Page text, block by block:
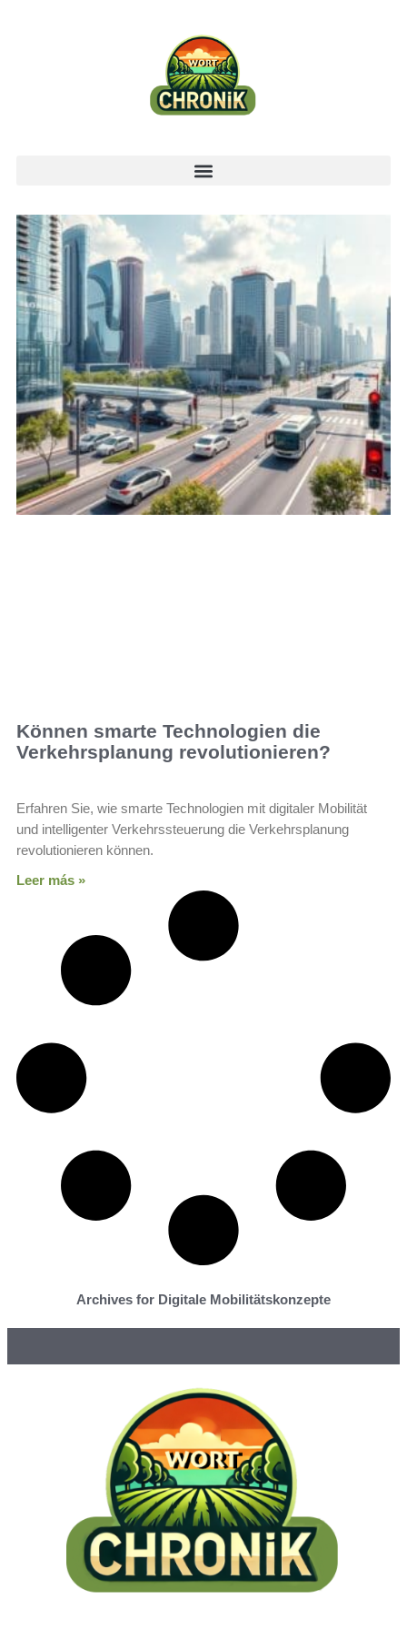
Können smarte Technologien die
Verkehrsplanung revolutionieren?
Erfahren Sie, wie smarte Technologien mit digitaler Mobilität
und intelligenter Verkehrssteuerung die Verkehrsplanung
revolutionieren können.
Leer más »
Archives for Digitale Mobilitätskonzepte